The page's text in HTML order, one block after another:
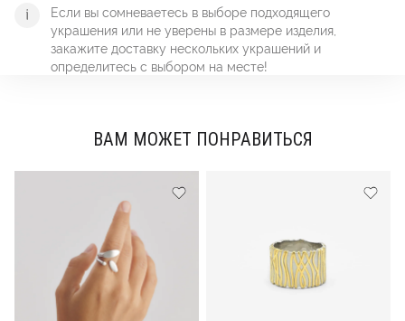
Если вы сомневаетесь в выборе подходящего
украшения или не уверены в размере изделия,
закажите доставку нескольких украшений и
определитесь с выбором на месте!
ВАМ МОЖЕТ ПОНРАВИТЬСЯ